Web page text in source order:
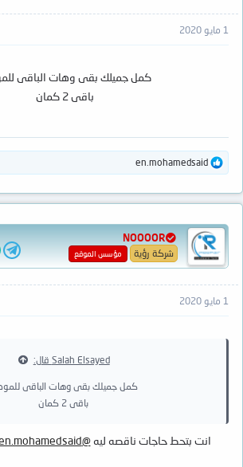
1 مايو 2020
كمل جميلك بقى وهات الباقى
باقى 2 كمان
ا
ل
ع
ل
ا
ت
en.mohamedsaid
NOOOOR
شركة رؤية مؤسس الموقع
1 مايو 2020
Salah Elsayed قال:
كمل جميلك بقى وهات الباقى
باقى 2 كمان
انت بتحط حاجات ناقصه ليه@en.mohamedsaid